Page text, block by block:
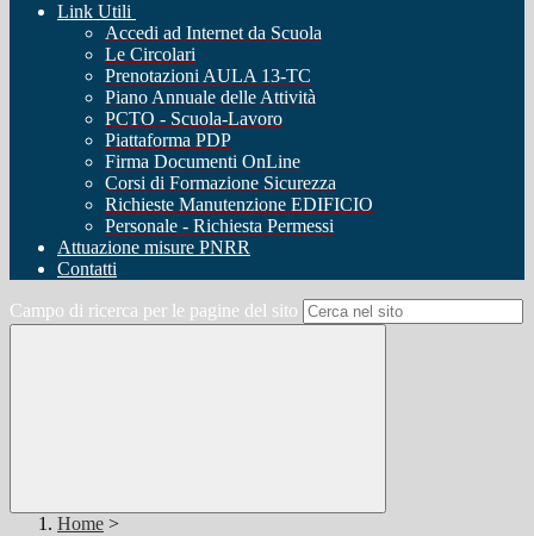
Link Utili
Accedi ad Internet da Scuola
Le Circolari
Prenotazioni AULA 13-TC
Piano Annuale delle Attività
PCTO - Scuola-Lavoro
Piattaforma PDP
Firma Documenti OnLine
Corsi di Formazione Sicurezza
Richieste Manutenzione EDIFICIO
Personale - Richiesta Permessi
Attuazione misure PNRR
Contatti
Campo di ricerca per le pagine del sito
Home >